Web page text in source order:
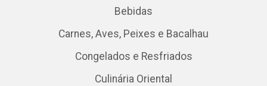
Bebidas
Carnes, Aves, Peixes e Bacalhau
Congelados e Resfriados
Culinária Oriental